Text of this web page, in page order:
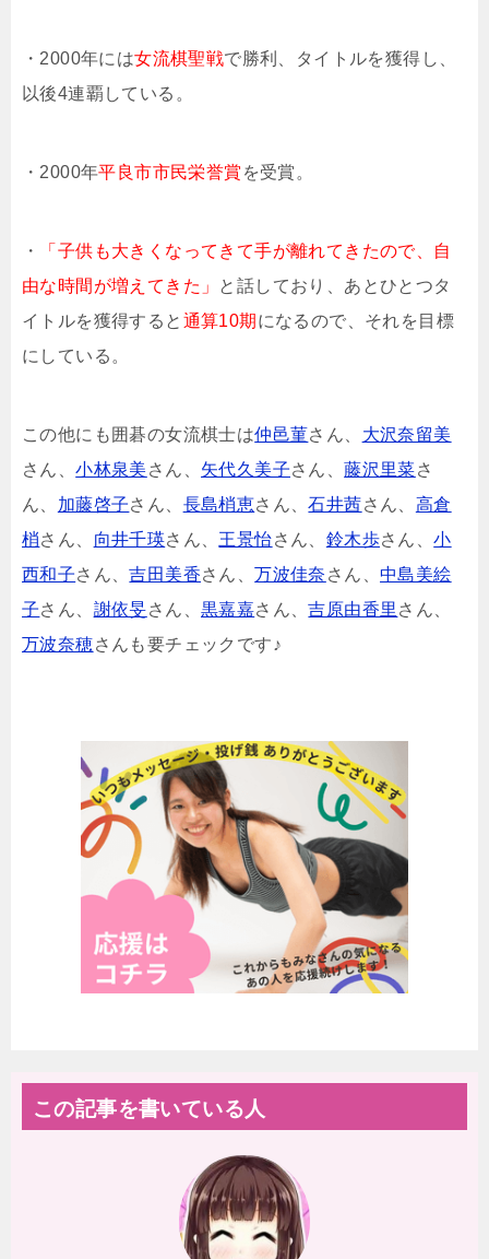
・2000年には女流棋聖戦で勝利、タイトルを獲得し、
以後4連覇している。
・2000年平良市市民栄誉賞 を受賞。
・
「子供も大きくなってきて手が離れてきたので、自
由な時間が増えてきた」 と話しており、あとひとつタ
イトルを獲得すると 通算10期 になるので、それを目標
にしている。
この他にも囲碁の女流棋士は仲邑菫さん、 大沢奈留美
さん、小林泉美 さん、 矢代久美子さん、藤沢里菜さ
ん、 加藤啓子さん、 長島梢恵さん、石井茜さん、 高倉
梢さん、 向井千瑛さん、 王景怡さん、 鈴木歩さん、小
西和子さん、吉田美香さん、万波佳奈 さん、中島美絵
子さん、 謝依旻さん、黒嘉嘉さん、吉原由香里 さん、
万波奈穂さんも要チェックです♪
この記事を書いている人